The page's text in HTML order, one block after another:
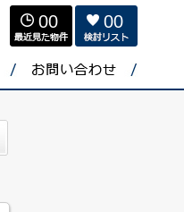
00 00